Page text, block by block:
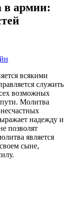
в армии:
всякими
служить
возможных
пути. Молитва
надежду и
позволят
является
сыне,